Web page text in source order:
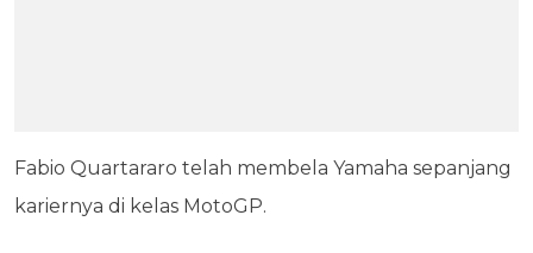
Fabio Quartararo telah membela Yamaha sepanjang
kariernya di kelas MotoGP.